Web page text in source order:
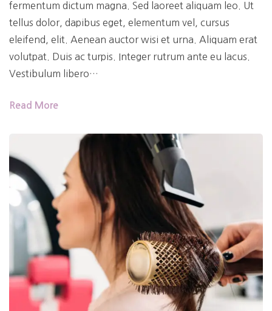
fermentum dictum magna. Sed laoreet aliquam leo. Ut
tellus dolor, dapibus eget, elementum vel, cursus
eleifend, elit. Aenean auctor wisi et urna. Aliquam erat
volutpat. Duis ac turpis. Integer rutrum ante eu lacus.
Vestibulum libero…
Read More